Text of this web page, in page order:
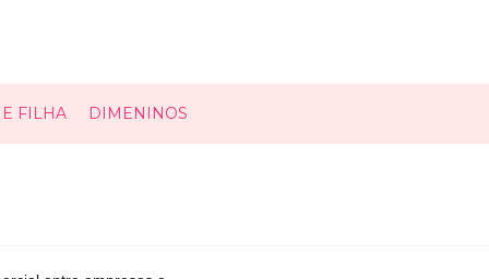
FILHA DIMENINOS